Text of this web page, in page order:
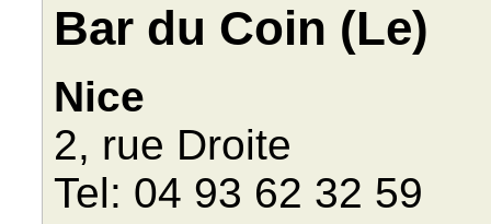
Bar du Coin (Le)
Nice
2, rue Droite
Tel: 04 93 62 32 59